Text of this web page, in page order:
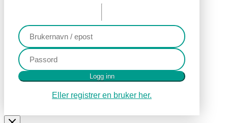
Logg inn
Eller registrer en bruker her.